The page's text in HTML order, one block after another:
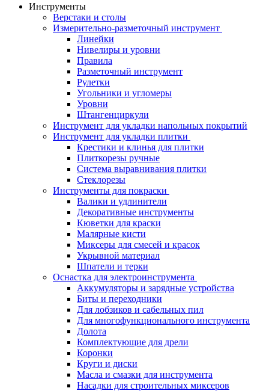
Инструменты
Верстаки и столы
Измерительно-разметочный инструмент
Линейки
Нивелиры и уровни
Правила
Разметочный инструмент
Рулетки
Угольники и угломеры
Уровни
Штангенциркули
Инструмент для укладки напольных покрытий
Инструмент для укладки плитки
Крестики и клинья для плитки
Плиткорезы ручные
Система выравнивания плитки
Стеклорезы
Инструменты для покраски
Валики и удлинители
Декоративные инструменты
Кюветки для краски
Малярные кисти
Миксеры для смесей и красок
Укрывной материал
Шпатели и терки
Оснастка для электроинструмента
Аккумуляторы и зарядные устройства
Биты и переходники
Для лобзиков и сабельных пил
Для многофункционального инструмента
Долота
Комплектующие для дрели
Коронки
Круги и диски
Масла и смазки для инструмента
Насадки для строительных миксеров